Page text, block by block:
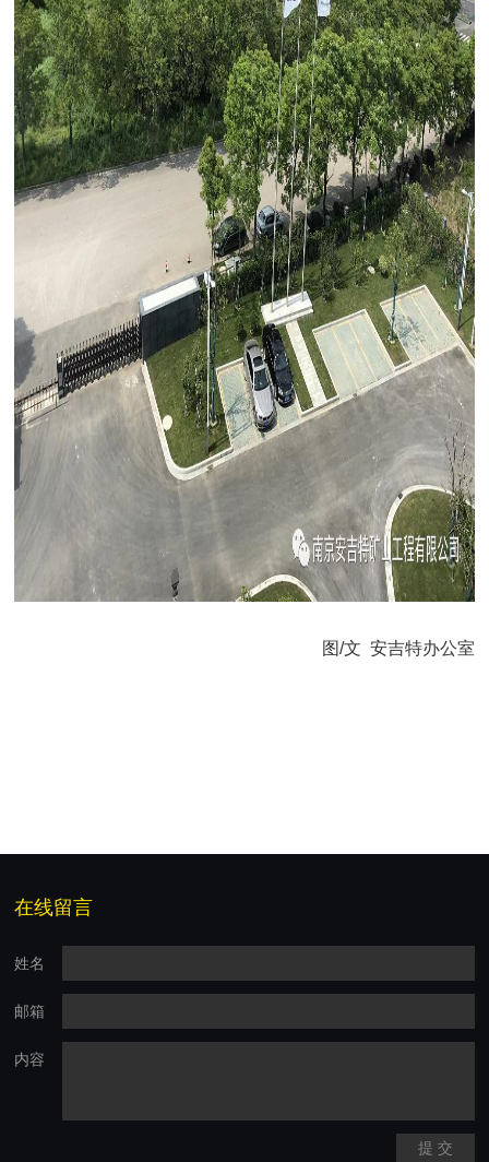
图/文 安吉特办公室
在线留言
姓名
邮箱
内容
提 交